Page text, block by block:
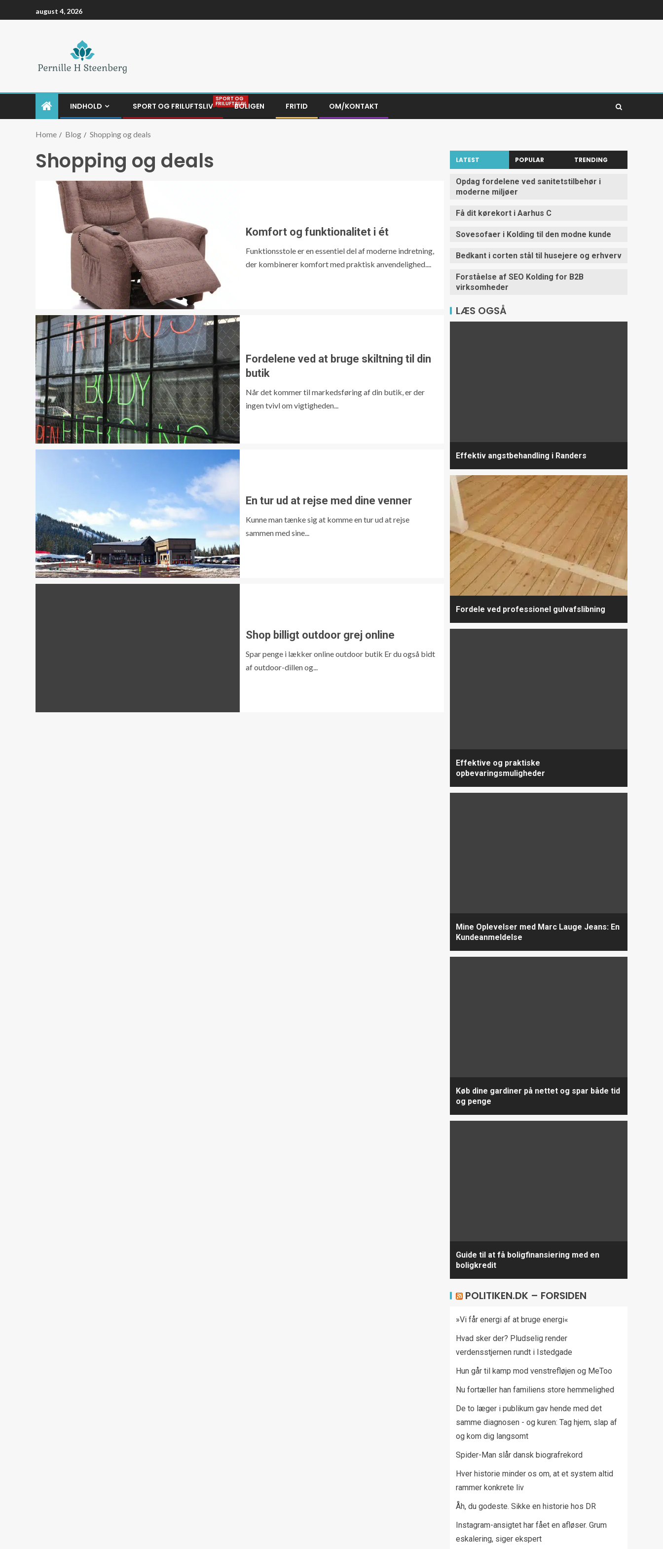
august 4, 2026
INDHOLD SPORT OG FRILUFTSLIV
SPORT OG
FRILUFTSLIVBOLIGEN FRITID OM/KONTAKT
Home Blog Shopping og deals
Shopping og deals
Komfort og funktionalitet i ét
Funktionsstole er en essentiel del af moderne indretning,
der kombinerer komfort med praktisk anvendelighed....
Fordelene ved at bruge skiltning til din
butik
Når det kommer til markedsføring af din butik, er der
ingen tvivl om vigtigheden...
En tur ud at rejse med dine venner
Kunne man tænke sig at komme en tur ud at rejse
sammen med sine...
Shop billigt outdoor grej online
Spar penge i lækker online outdoor butik Er du også bidt
af outdoor-dillen og...
LATEST POPULAR TRENDING
Opdag fordelene ved sanitetstilbehør i
moderne miljøer
Få dit kørekort i Aarhus C
Sovesofaer i Kolding til den modne kunde
Bedkant i corten stål til husejere og erhverv
Forståelse af SEO Kolding for B2B
virksomheder
LÆS OGSÅ
Effektiv angstbehandling i Randers
Fordele ved professionel gulvafslibning
Effektive og praktiske
opbevaringsmuligheder
Mine Oplevelser med Marc Lauge Jeans: En
Kundeanmeldelse
Køb dine gardiner på nettet og spar både tid
og penge
Guide til at få boligfinansiering med en
boligkredit
POLITIKEN.DK – FORSIDEN
»Vi får energi af at bruge energi«
Hvad sker der? Pludselig render
verdensstjernen rundt i Istedgade
Hun går til kamp mod venstrefløjen og MeToo
Nu fortæller han familiens store hemmelighed
De to læger i publikum gav hende med det
samme diagnosen - og kuren: Tag hjem, slap af
og kom dig langsomt
Spider-Man slår dansk biografrekord
Hver historie minder os om, at et system altid
rammer konkrete liv
Åh, du godeste. Sikke en historie hos DR
Instagram-ansigtet har fået en afløser. Grum
eskalering, siger ekspert